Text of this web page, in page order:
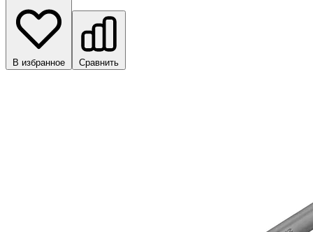
В избранное Сравнить